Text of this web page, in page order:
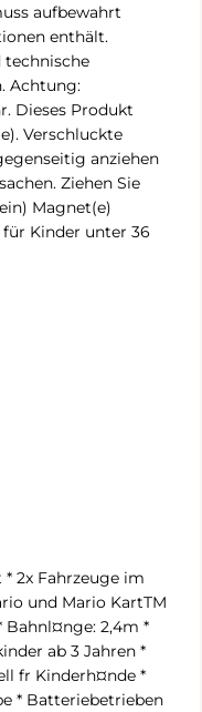
aufbewahrt
enthält.
technische
Achtung:
Dieses Produkt
Verschluckte
anziehen
Ziehen Sie
Magnet(e)
Kinder unter 36
* 2x Fahrzeuge im
und Mario KartTM
Bahnl¤nge: 2,4m *
ab 3 Jahren *
fr Kinderh¤nde *
* Batteriebetrieben